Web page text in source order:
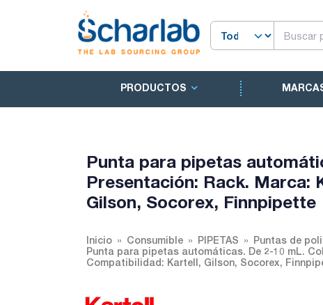
PRODUCTOS
Punta para pipetas
Presentación: Rack. Marca:
Gilson, Socorex, Finnpipette
Inicio Consumible PIPETAS
Puntas de
Punta para pipetas automáticas. De 2-10 mL.
Compatibilidad: Kartell, Gilson, Socorex,